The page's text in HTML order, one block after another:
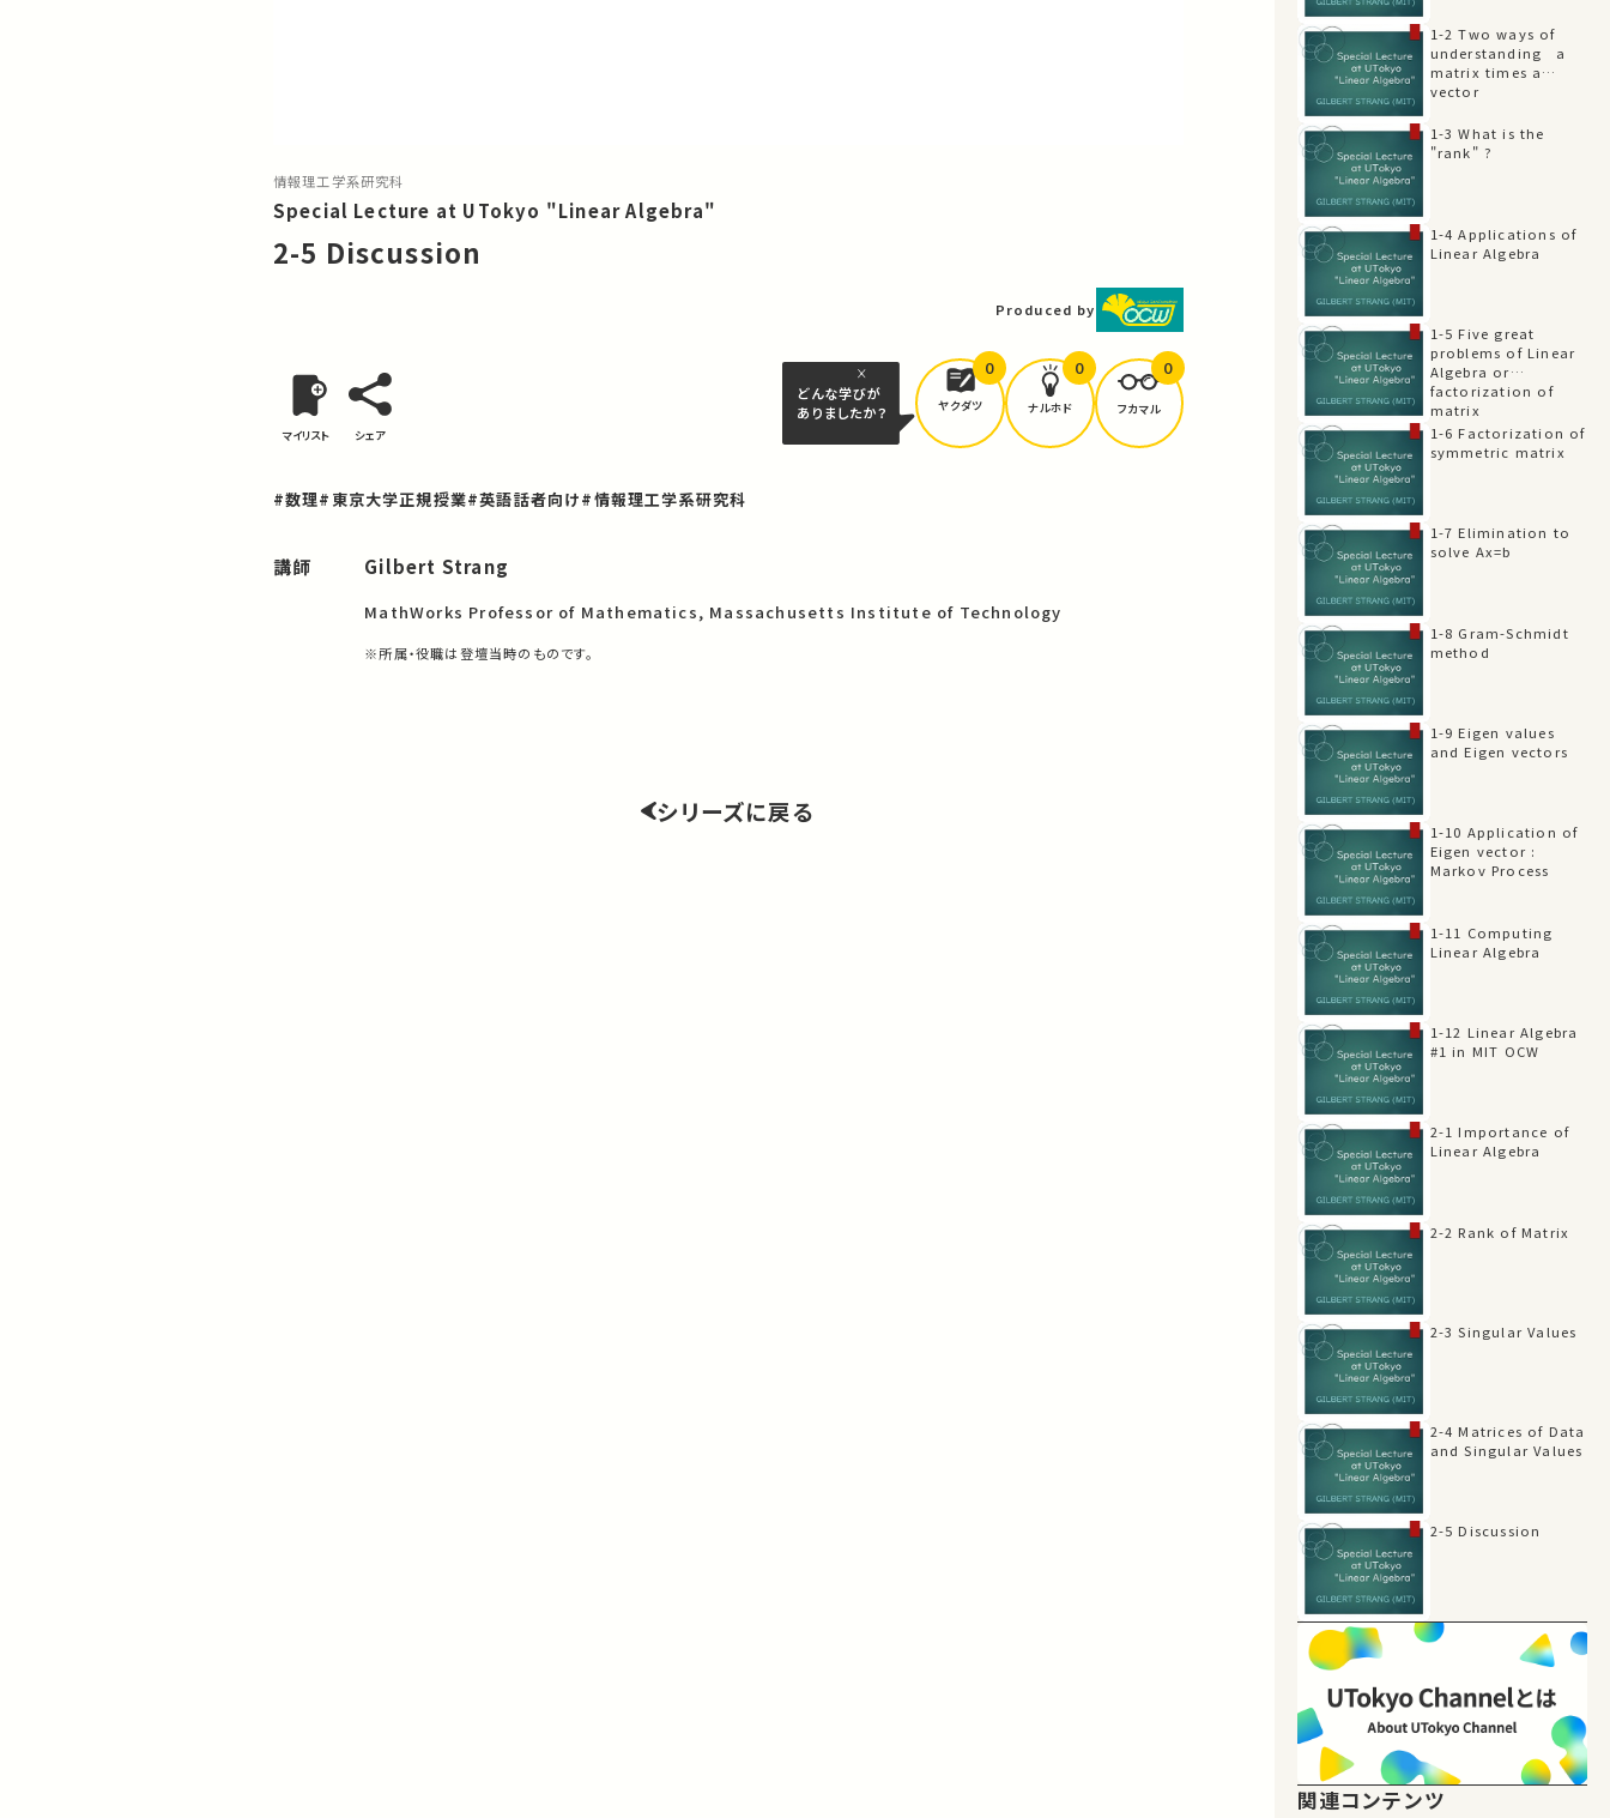
情報理工学系研究科
Special Lecture at UTokyo "Linear Algebra"
2-5 Discussion
Produced by
マイリスト シェア
どんな学びが
ありましたか？
ヤクダツ
0
ナルホド
0
フカマル
0
#数理#東京大学正規授業#英語話者向け#情報理工学系研究科
講師 Gilbert Strang
MathWorks Professor of Mathematics, Massachusetts Institute of Technology
※所属・役職は登壇当時のものです。
シリーズに戻る
1-2 Two ways of
understanding a
matrix times a
vector
1-3 What is the
"rank" ?
1-4 Applications of
Linear Algebra
1-5 Five great
problems of Linear
Algebra or
factorization of
matrix
1-6 Factorization of
symmetric matrix
1-7 Elimination to
solve Ax=b
1-8 Gram-Schmidt
method
1-9 Eigen values
and Eigen vectors
1-10 Application of
Eigen vector :
Markov Process
1-11 Computing
Linear Algebra
1-12 Linear Algebra
#1 in MIT OCW
2-1 Importance of
Linear Algebra
2-2 Rank of Matrix
2-3 Singular Values
2-4 Matrices of Data
and Singular Values
2-5 Discussion
関連コンテンツ